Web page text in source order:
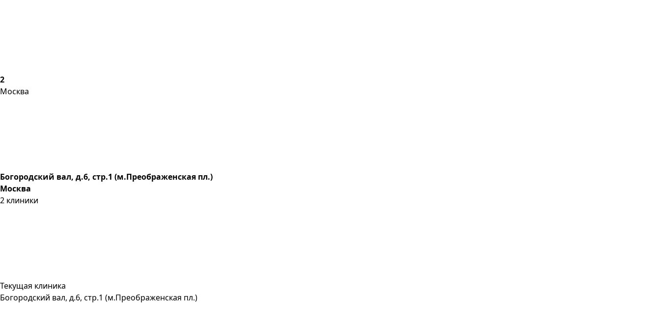
2
Москва
Богородский вал, д.6, стр.1 (м.Преображенская пл.)
Москва
2 клиники
Текущая клиника
Богородский вал, д.6, стр.1 (м.Преображенская пл.)